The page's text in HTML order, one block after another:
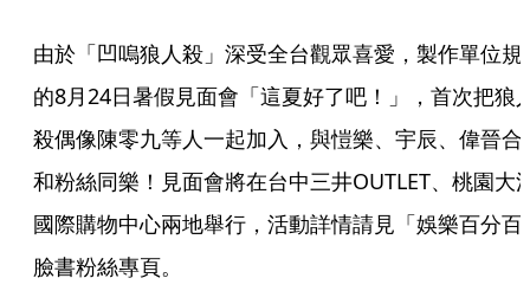
由於「凹嗚狼人殺」深受全台觀眾喜愛，製作單位規
的8月24日暑假見面會「這夏好了吧！」，首次把狼
殺偶像陳零九等人一起加入，與愷樂、宇辰、偉晉合
和粉絲同樂！見面會將在台中三井OUTLET、桃園大
國際購物中心兩地舉行，活動詳情請見「娛樂百分百
臉書粉絲專頁。